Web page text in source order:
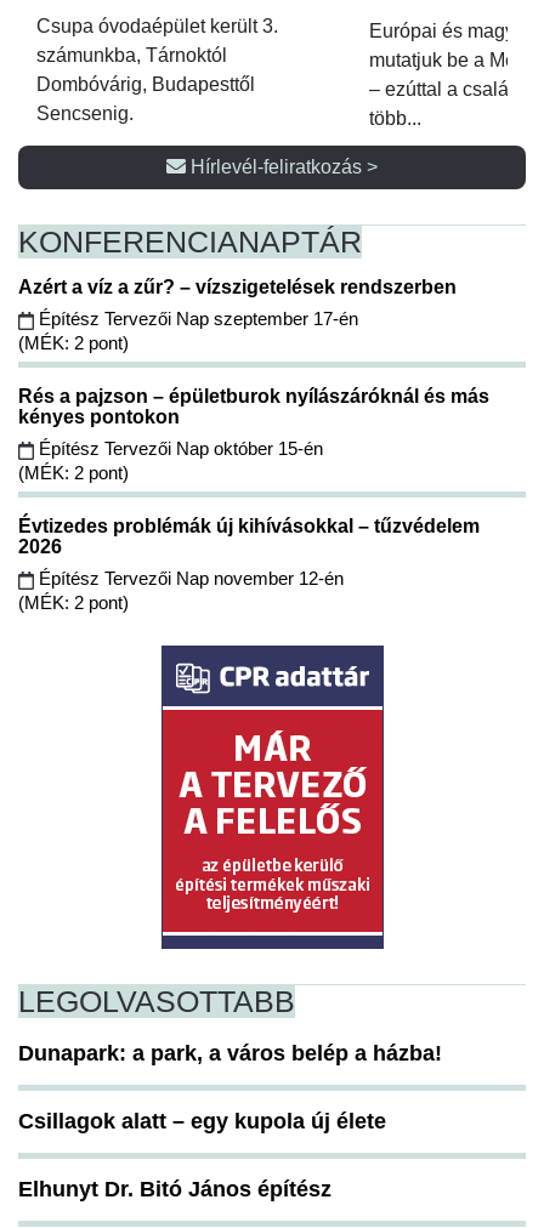
Csupa óvodaépület került 3.
számunkba, Tárnoktól
Dombóvárig, Budapesttől
Sencsenig.
Európai és magyar
mutatjuk be a
– ezúttal a családi
több...
Hírlevél-feliratkozás >
KONFERENCIANAPTÁR
Azért a víz a zűr? – vízszigetelések rendszerben
Építész Tervezői Nap szeptember 17-én
(MÉK: 2 pont)
Rés a pajzson – épületburok nyílászáróknál és más
kényes pontokon
Építész Tervezői Nap október 15-én
(MÉK: 2 pont)
Évtizedes problémák új kihívásokkal – tűzvédelem
2026
Építész Tervezői Nap november 12-én
(MÉK: 2 pont)
LEGOLVASOTTABB
Dunapark: a park, a város belép a házba!
Csillagok alatt – egy kupola új élete
Elhunyt Dr. Bitó János építész